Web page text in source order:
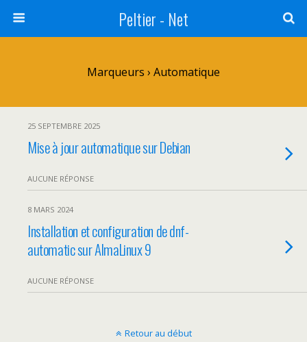
Peltier - Net
Marqueurs › Automatique
25 SEPTEMBRE 2025
Mise à jour automatique sur Debian
AUCUNE RÉPONSE
8 MARS 2024
Installation et configuration de dnf-
automatic sur AlmaLinux 9
AUCUNE RÉPONSE
Retour au début